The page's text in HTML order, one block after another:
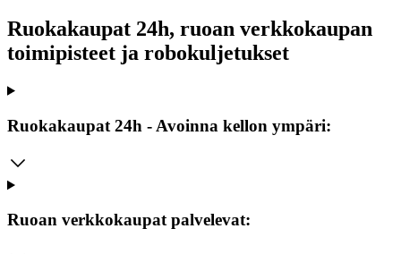
Ruokakaupat 24h, ruoan verkkokaupan
toimipisteet ja robokuljetukset
Ruokakaupat 24h - Avoinna kellon ympäri:
Ruoan verkkokaupat palvelevat: